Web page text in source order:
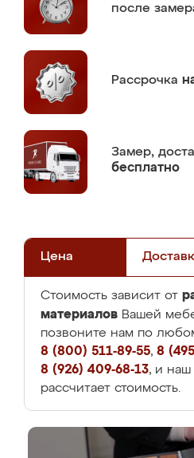
после
Рассрочка
Замер,
бесплатно
Цена
Стоимость зависит от
материалов Вашей
позвоните нам по
8 (800) 511-89-55, 8
8 (926) 409-68-13, и
рассчитает стоимость.